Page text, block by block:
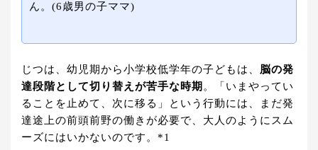
ん。(6歳男の子ママ)
じつは、幼児期から小学校低学年の子どもは、 脳の発
達段階として切り替えが苦手な時期 。「いまやってい
ることを止めて、次に移る」という行動には、まだ発
達途上の前頭前野の働きが必要で、大人のようにスム
ーズにはいかないのです。*1